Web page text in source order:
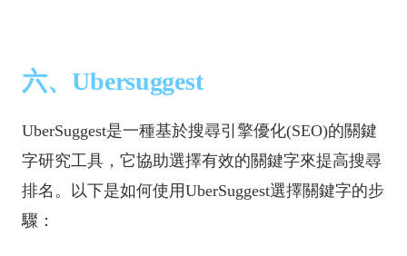
六、Ubersuggest
UberSuggest是一種基於搜尋引擎優化(SEO)的關鍵
字研究工具，它協助選擇有效的關鍵字來提高搜尋
排名。以下是如何使用UberSuggest選擇關鍵字的步
驟：